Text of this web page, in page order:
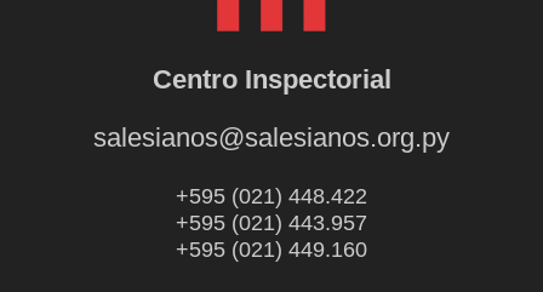
Centro Inspectorial
salesianos@salesianos.org.py
+595 (021) 448.422
+595 (021) 443.957
+595 (021) 449.160